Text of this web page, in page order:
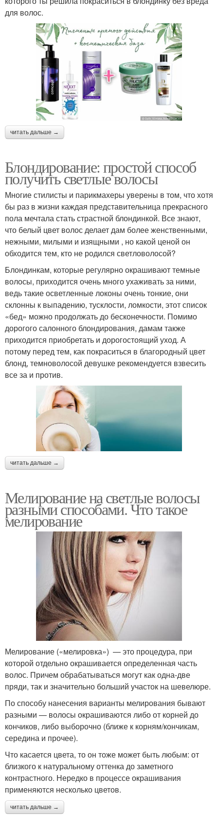
для волос.
читать дальше →
Блондирование: простой способ
получить светлые волосы
Многие стилисты и парикмахеры уверены в том, что хотя
бы раз в жизни каждая представительница прекрасного
пола мечтала стать страстной блондинкой. Все знают,
что белый цвет волос делает дам более женственными,
нежными, милыми и изящными , но какой ценой он
обходится тем, кто не родился светловолосой?
Блондинкам, которые регулярно окрашивают темные
волосы, приходится очень много ухаживать за ними,
ведь такие осветленные локоны очень тонкие, они
склонны к выпадению, тусклости, ломкости, этот список
«бед» можно продолжать до бесконечности. Помимо
дорогого салонного блондирования, дамам также
приходится приобретать и дорогостоящий уход. А
потому перед тем, как покраситься в благородный цвет
блонд, темноволосой девушке рекомендуется взвесить
все за и против.
читать дальше →
Мелирование на светлые волосы
разными способами. Что такое
мелирование
Мелирование («мелировка») — это процедура, при
которой отдельно окрашивается определенная часть
волос. Причем обрабатываться могут как одна-две
пряди, так и значительно больший участок на шевелюре.
По способу нанесения варианты мелирования бывают
разными — волосы окрашиваются либо от корней до
кончиков, либо выборочно (ближе к корням/кончикам,
середина и прочее).
Что касается цвета, то он тоже может быть любым: от
близкого к натуральному оттенка до заметного
контрастного. Нередко в процессе окрашивания
применяются несколько цветов.
читать дальше →